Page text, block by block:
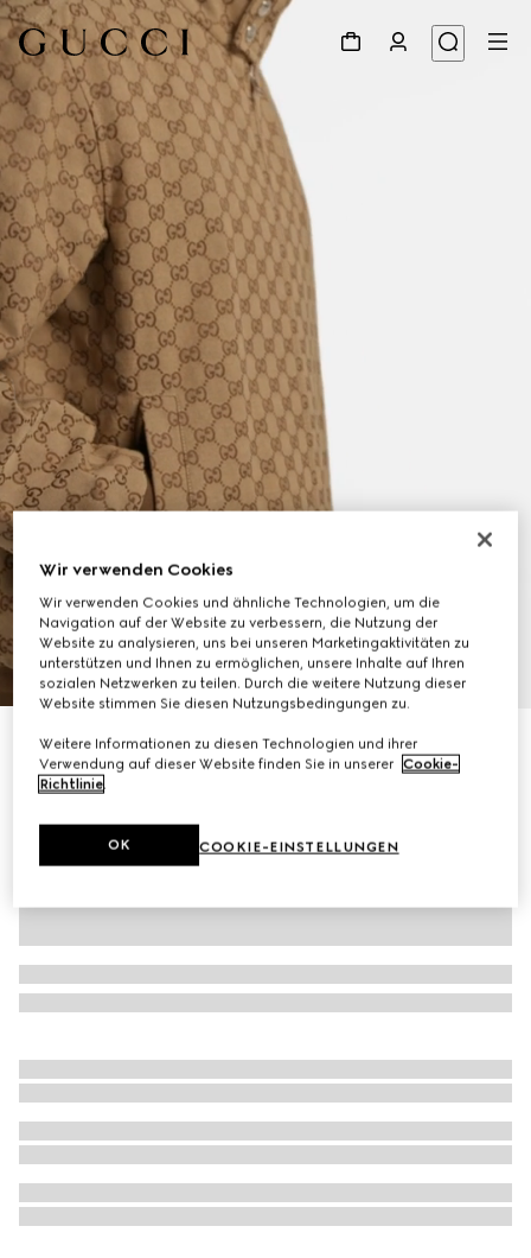
7
Bomberjacke aus GG Canvas
€ 2.100
Wir verwenden Cookies
Wir verwenden Cookies und ähnliche Technologien, um die
Navigation auf der Website zu verbessern, die Nutzung der
Website zu analysieren, uns bei unseren Marketingaktivitäten zu
unterstützen und Ihnen zu ermöglichen, unsere Inhalte auf Ihren
sozialen Netzwerken zu teilen. Durch die weitere Nutzung dieser
Website stimmen Sie diesen Nutzungsbedingungen zu.
Weitere Informationen zu diesen Technologien und ihrer
Verwendung auf dieser Website finden Sie in unserer Cookie-
Richtlinie.
COOKIE-EINSTELLUNGEN
OK